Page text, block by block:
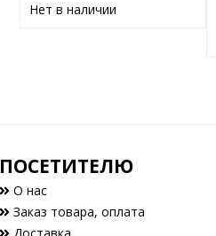
Нет в наличии
ПОСЕТИТЕЛЮ
О нас
Заказ товара, оплата